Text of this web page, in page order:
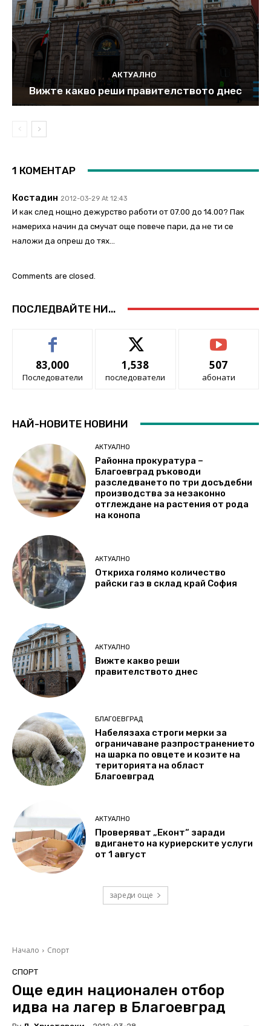
АКТУАЛНО
Вижте какво реши правителството днес
1 КОМЕНТАР
Костадин 2012-03-29 At 12:43
И как след нощно дежурство работи от 07.00 до 14.00? Пак
намериха начин да смучат още повече пари, да не ти се
наложи да опреш до тях…
Comments are closed.
ПОСЛЕДВАЙТЕ НИ...
83,000
Последователи
1,538
последователи
507
абонати
НАЙ-НОВИТЕ НОВИНИ
АКТУАЛНО
Районна прокуратура –
Благоевград ръководи
разследването по три досъдебни
производства за незаконно
отглеждане на растения от рода
на конопа
АКТУАЛНО
Откриха голямо количество
райски газ в склад край София
АКТУАЛНО
Вижте какво реши
правителството днес
БЛАГОЕВГРАД
Набелязаха строги мерки за
ограничаване разпространението
на шарка по овцете и козите на
територията на област
Благоевград
АКТУАЛНО
Проверяват „Еконт“ заради
вдигането на куриерските услуги
от 1 август
зареди още